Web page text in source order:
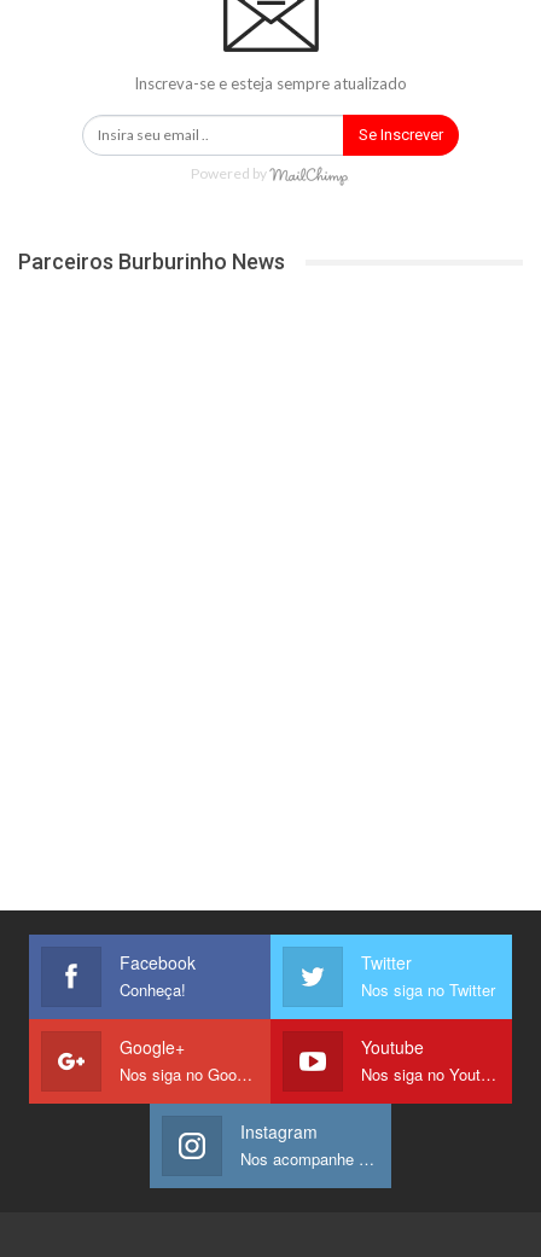
Inscreva-se e esteja sempre atualizado
Se Inscrever
Powered by
Parceiros Burburinho News
Facebook
Conheça!
Twitter
Nos siga no Twitter
Google+
Nos siga no Google +
Youtube
Nos siga no Youtube
Instagram
Nos acompanhe no Instagram